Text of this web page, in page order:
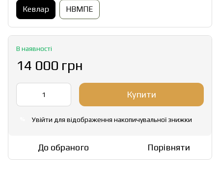
Кевлар НВМПЕ
В наявності
14 000 грн
Купити
Увійти для відображення накопичувальної знижки
До обраного Порівняти